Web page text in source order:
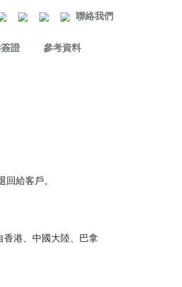
聯絡我們
證 參考資料
給客戶。
港、中國大陸、巴拿